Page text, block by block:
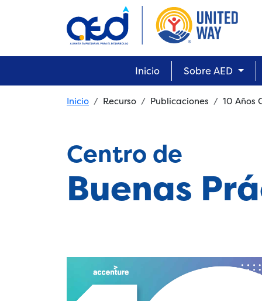
Main navigation
Inicio Sobre AED
Breadcrumb
Inicio Recurso Publicaciones 10 Años
Centro de
Buenas